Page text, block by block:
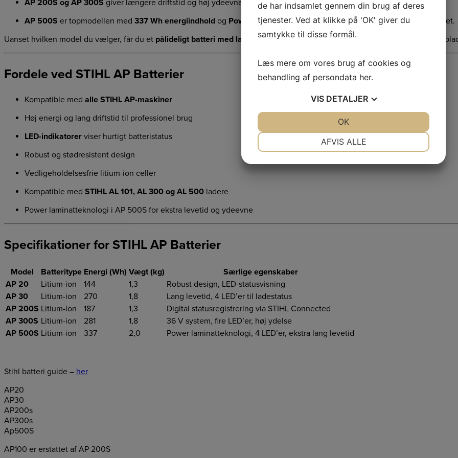
AP 200S og AP 300S giver længere driftstid og høj ydeevne til krævende opgaver.
AP 500S er topmodellen med 337 Wh energiindhold og Power laminatteknologifor ekstrem holdbarhed og effektivitet.
Uanset hvilken model du vælger, får du et pålideligt batteri med lang levetid, kompatibelt med alle STIHL AP-maskiner og
Fordele ved STIHL AP Batterier
Kompatible med alle STIHL AP-maskiner
Høj energi og lang driftstid til professionel brug
LED-indikatorer viser hurtigt batteristatus
Robust og stødresistent design
Vedligeholdelsesfrie litium-ion celler
Kompatible med STIHL AL 101, AL 300 og AL 500 ladere
Power laminatteknologi i AP 500S for ekstra levetid og ydeevne
Specifikationer for STIHL AP Batterier
Model Batteritype Energi (Wh) Vægt (kg)
Særlige egenskaber
AP 20
Litium-ion 144 1,3
Robust design, LED-statusvisning
AP 30
Litium-ion 270 1,8
Lang levetid, 4 LED’er til ladestatus
AP 200S Litium-ion 187 1,3
Digital statusregistrering via STIHL Connected
AP 300S Litium-ion 281 1,8
36 V system, fire LED’er, høj ydelse
AP 500S Litium-ion 337 2,0 Power laminatteknologi, 4 LED’er, ekstra lang levetid
Stihl batteri guide – her
AP20
AP30
AP200s
AP300s
Ap500S
AP100 er erstattet af AP 200S
de har indsamlet gennem din brug af deres
tjenester. Ved at klikke på 'OK' giver du
samtykke til disse formål.
Læs mere om vores brug af cookies og
behandling af persondata her.
VIS DETALJER
AFVIS ALLE
OK